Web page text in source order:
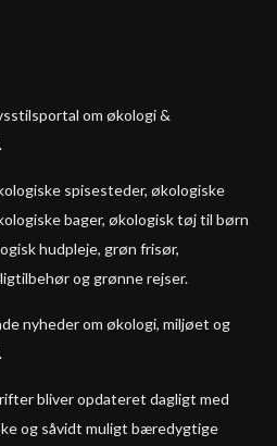
om økologi &
spisesteder, økologiske
bager, økologisk tøj til børn
hudpleje, grøn frisør,
og grønne rejser.
nyheder om økologi, miljøet og
bliver opdateret dagligt med
og såvidt muligt bæredygtige